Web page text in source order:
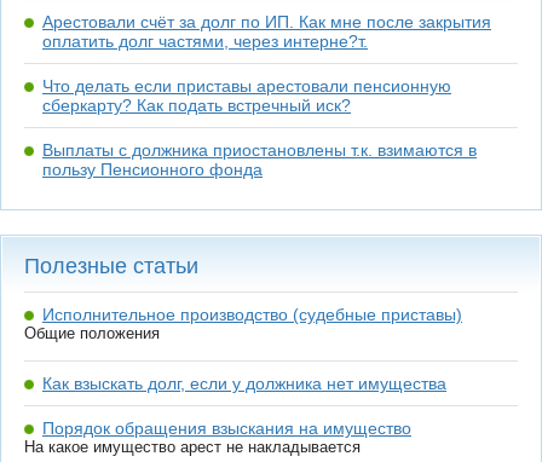
Арестовали счёт за долг по ИП. Как мне после закрытия
оплатить долг частями, через интерне?т.
Что делать если приставы арестовали пенсионную
сберкарту? Как подать встречный иск?
Выплаты с должника приостановлены т.к. взимаются в
пользу Пенсионного фонда
Полезные статьи
Исполнительное производство (судебные приставы)
Общие положения
Как взыскать долг, если у должника нет имущества
Порядок обращения взыскания на имущество
На какое имущество арест не накладывается